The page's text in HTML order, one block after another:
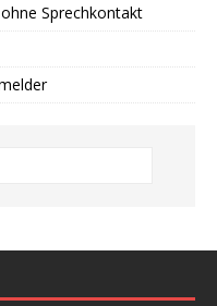
ohne Sprechkontakt